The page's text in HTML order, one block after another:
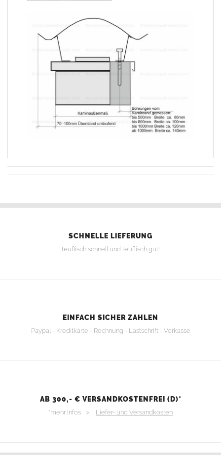
SCHNELLE LIEFERUNG
teuflisch schnell und teuflisch gut!
EINFACH SICHER ZAHLEN
Paypal - Kreditkarte - Rechnung - Lastschrift - Vorkasse
AB 300,- € VERSANDKOSTENFREI (D)*
*mehr Infos > Liefer- und Versandkosten